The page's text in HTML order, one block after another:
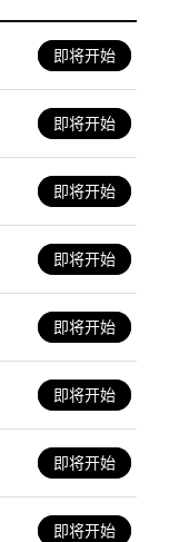
即将开始
即将开始
即将开始
即将开始
即将开始
即将开始
即将开始
即将开始